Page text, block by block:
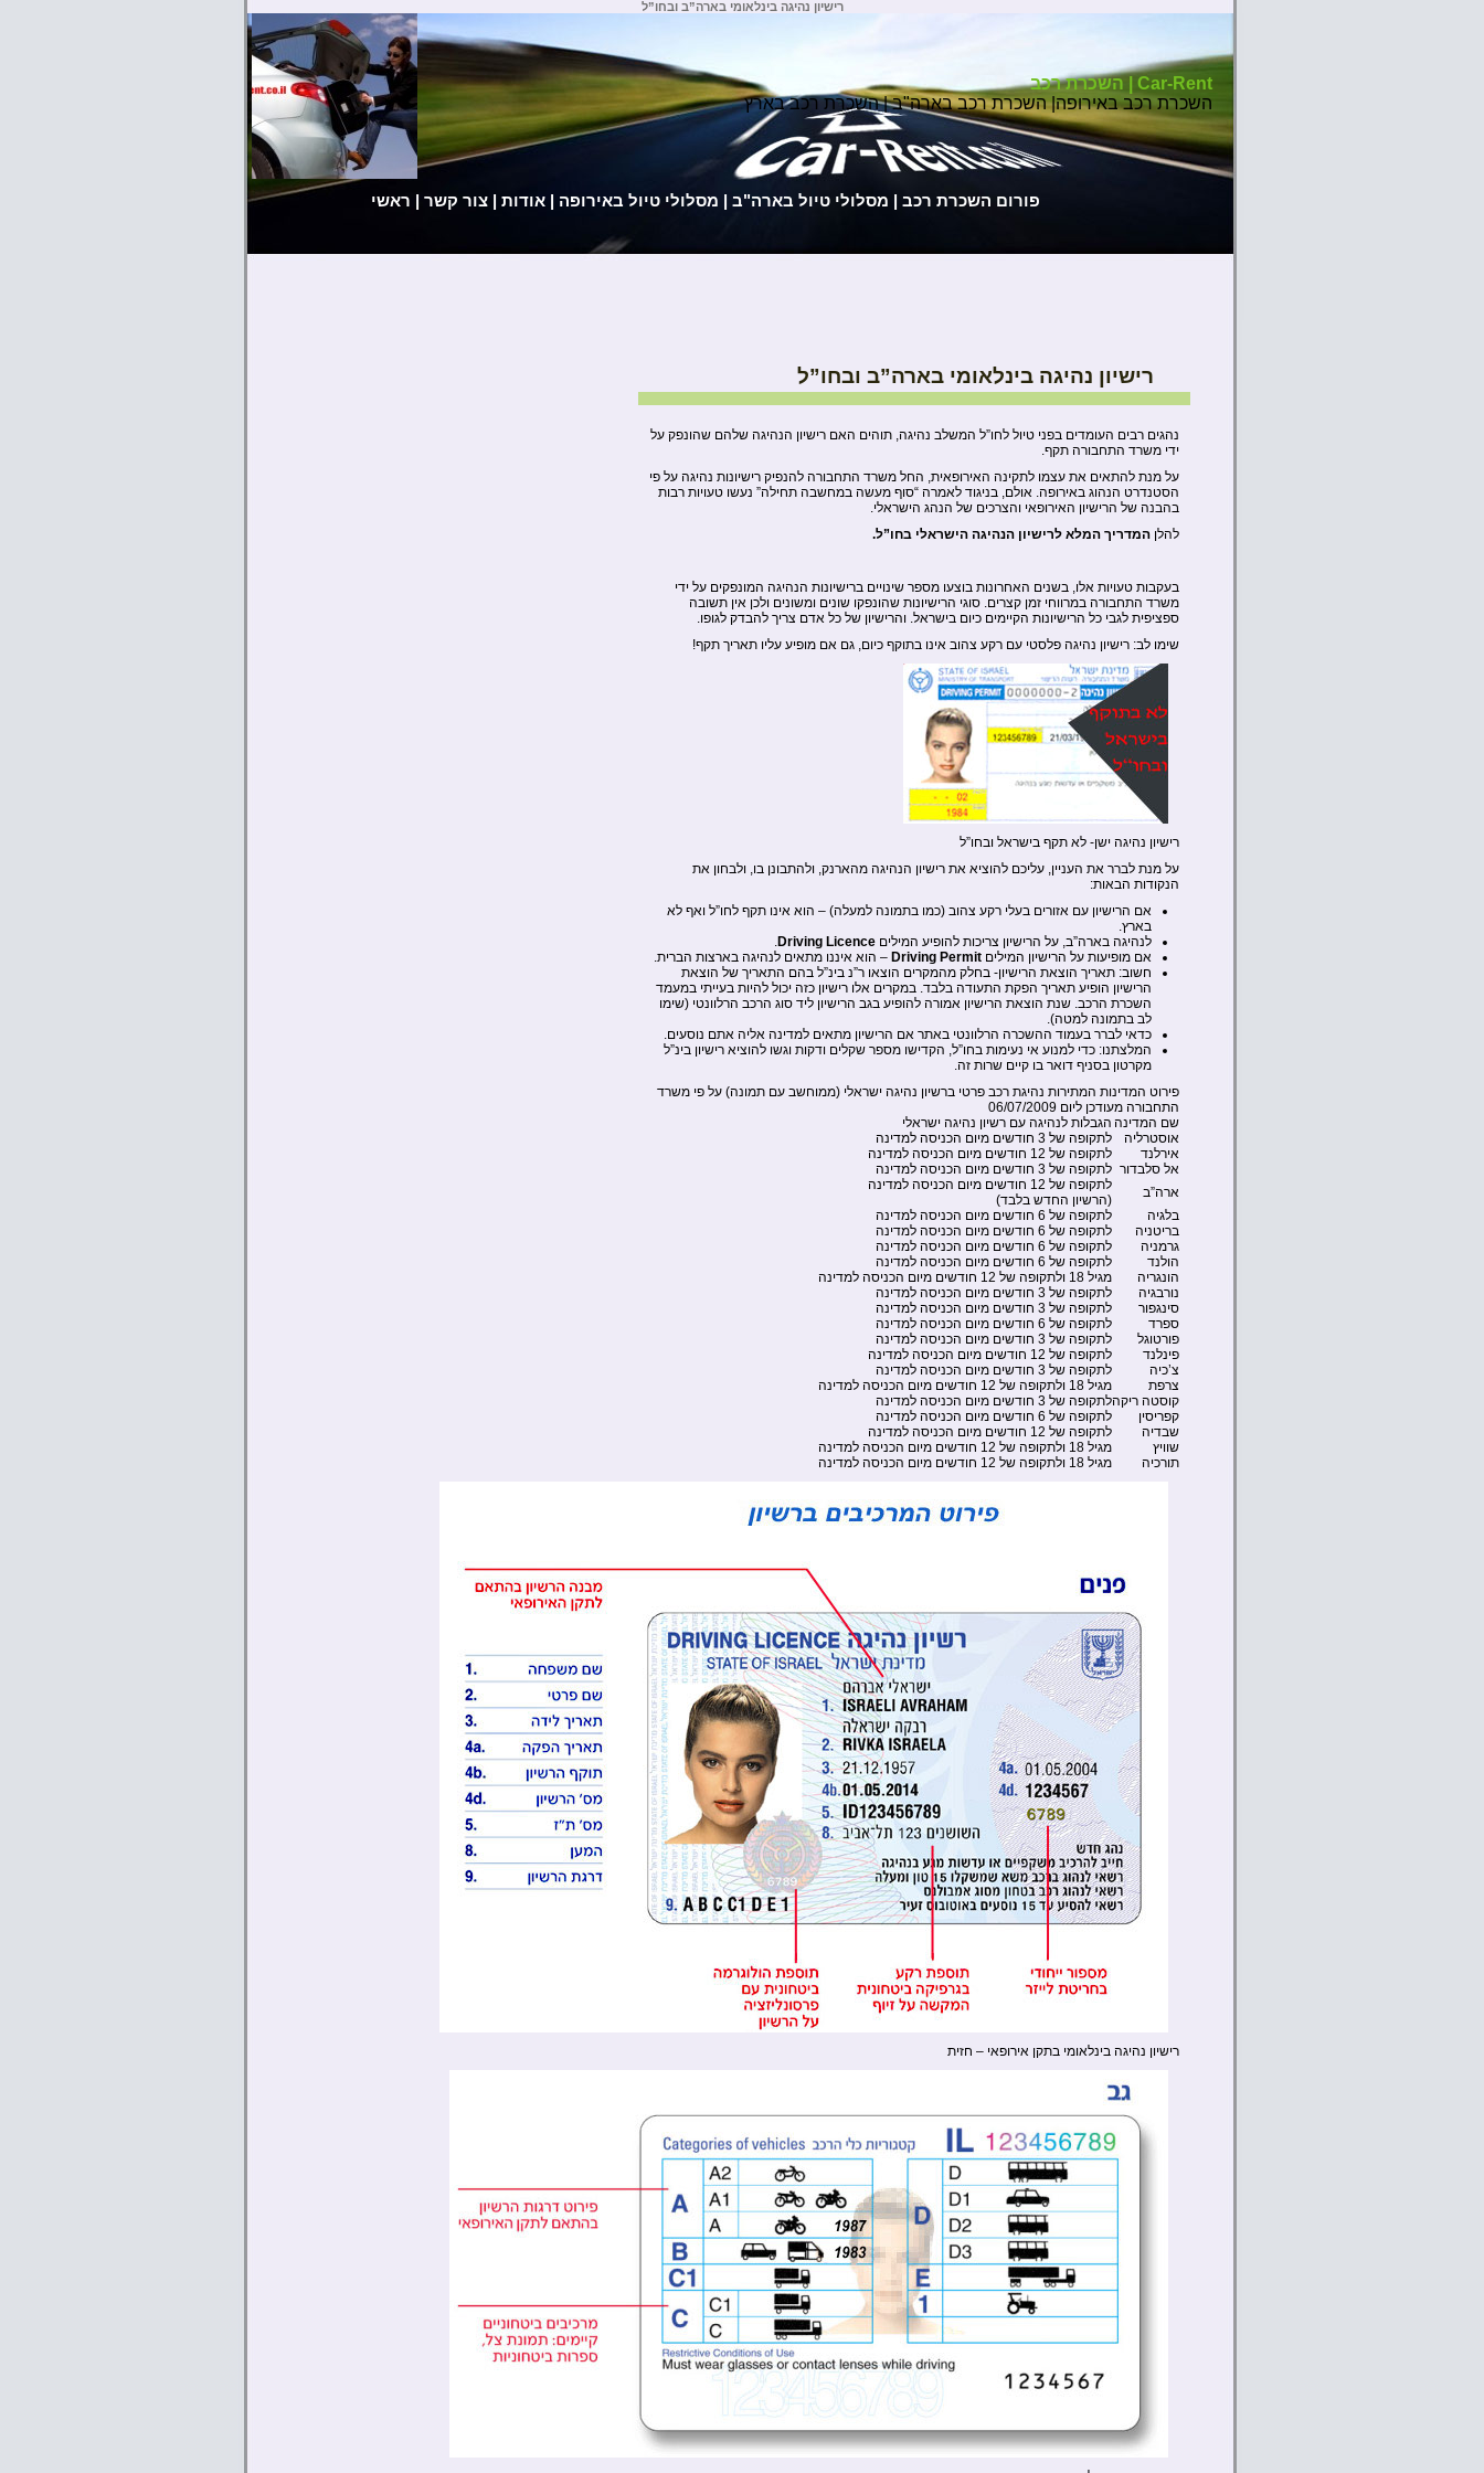
רישיון נהיגה בינלאומי בארה”ב ובחו”ל
Car-Rent | השכרת רכב
השכרת רכב באירופה| השכרת רכב בארה"ב | השכרת רכב בארץ
ראשי צור קשר | אודות | מסלולי טיול באירופה | מסלולי טיול בארה"ב | פורום השכרת רכב |
רישיון נהיגה בינלאומי בארה”ב ובחו”ל
נהגים רבים העומדים בפני טיול לחו”ל המשלב נהיגה, תוהים האם רישיון הנהיגה שלהם שהונפק על
ידי משרד התחבורה תקף.
על מנת להתאים את עצמו לתקינה האירופאית, החל משרד התחבורה להנפיק רישיונות נהיגה על פי
הסטנדרט הנהוג באירופה. אולם, בניגוד לאמרה “סוף מעשה במחשבה תחילה” נעשו טעויות רבות
בהבנה של הרישיון האירופאי והצרכים של הנהג הישראלי.
להלן המדריך המלא לרישיון הנהיגה הישראלי בחו”ל.
בעקבות טעויות אלו, בשנים האחרונות בוצעו מספר שינויים ברישיונות הנהיגה המונפקים על ידי
משרד התחבורה במרווחי זמן קצרים. סוגי הרישיונות שהונפקו שונים ומשונים ולכן אין תשובה
ספציפית לגבי כל הרישיונות הקיימים כיום בישראל. והרישיון של כל אדם צריך להבדק לגופו.
שימו לב: רישיון נהיגה פלסטי עם רקע צהוב אינו בתוקף כיום, גם אם מופיע עליו תאריך תקף!
רישיון נהיגה ישן- לא תקף בישראל ובחו”ל
על מנת לברר את העניין, עליכם להוציא את רישיון הנהיגה מהארנק, ולהתבונן בו, ולבחון את
הנקודות הבאות:
אם הרישיון עם אזורים בעלי רקע צהוב (כמו בתמונה למעלה) – הוא אינו תקף לחו”ל ואף לא
בארץ.
לנהיגה בארה”ב, על הרישיון צריכות להופיע המילים Driving Licence
.
אם מופיעות על הרישיון המילים Driving Permit – הוא איננו מתאים לנהיגה בארצות הברית.
חשוב: תאריך הוצאת הרישיון- בחלק מהמקרים הוצאו ר”נ בינ”ל בהם התאריך של הוצאת
הרישיון הופיע תאריך הפקת התעודה בלבד. במקרים אלו רישיון כזה יכול להיות בעייתי במעמד
השכרת הרכב. שנת הוצאת הרישיון אמורה להופיע בגב הרישיון ליד סוג הרכב הרלוונטי (שימו
לב בתמונה למטה).
כדאי לברר בעמוד ההשכרה הרלוונטי באתר אם הרישיון מתאים למדינה אליה אתם נוסעים.
המלצתנו: כדי למנוע אי נעימות בחו”ל, הקדישו מספר שקלים ודקות וגשו להוציא רישיון בינ”ל
מקרטון בסניף דואר בו קיים שרות זה.
פירוט המדינות המתירות נהיגת רכב פרטי ברשיון נהיגה ישראלי (ממוחשב עם תמונה) על פי משרד
התחבורה מעודכן ליום 06/07/2009
שם המדינה הגבלות לנהיגה עם רשיון נהיגה ישראלי
אוסטרליה
לתקופה של 3 חודשים מיום הכניסה למדינה
אירלנד
לתקופה של 12 חודשים מיום הכניסה למדינה
אל סלבדור לתקופה של 3 חודשים מיום הכניסה למדינה
ארה”ב
לתקופה של 12 חודשים מיום הכניסה למדינה
(הרשיון החדש בלבד)
בלגיה
לתקופה של 6 חודשים מיום הכניסה למדינה
בריטניה
לתקופה של 6 חודשים מיום הכניסה למדינה
גרמניה
לתקופה של 6 חודשים מיום הכניסה למדינה
הולנד
לתקופה של 6 חודשים מיום הכניסה למדינה
הונגריה
מגיל 18 ולתקופה של 12 חודשים מיום הכניסה למדינה
נורבגיה
לתקופה של 3 חודשים מיום הכניסה למדינה
סינגפור
לתקופה של 3 חודשים מיום הכניסה למדינה
ספרד
לתקופה של 6 חודשים מיום הכניסה למדינה
פורטוגל
לתקופה של 3 חודשים מיום הכניסה למדינה
פינלנד
לתקופה של 12 חודשים מיום הכניסה למדינה
צ’כיה
לתקופה של 3 חודשים מיום הכניסה למדינה
צרפת
מגיל 18 ולתקופה של 12 חודשים מיום הכניסה למדינה
קוסטה ריקהלתקופה של 3 חודשים מיום הכניסה למדינה
קפריסין
לתקופה של 6 חודשים מיום הכניסה למדינה
שבדיה
לתקופה של 12 חודשים מיום הכניסה למדינה
שוויץ
מגיל 18 ולתקופה של 12 חודשים מיום הכניסה למדינה
תורכיה
מגיל 18 ולתקופה של 12 חודשים מיום הכניסה למדינה
רישיון נהיגה בינלאומי בתקן אירופאי – חזית